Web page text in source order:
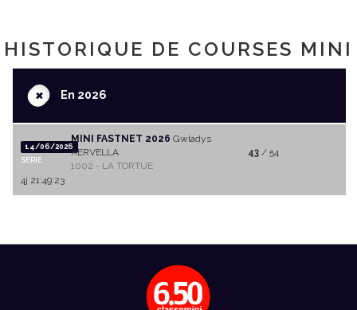
HISTORIQUE DE COURSES MINI
+En 2026
14/06/2026
SERIE
MINI FASTNET 2026 Gwladys
KERVELLA
1002 - LA TORTUE
43/ 54
4j 21:49:23